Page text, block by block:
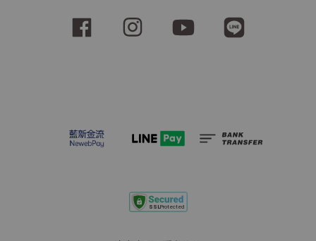
Facebook Instagram YouTube